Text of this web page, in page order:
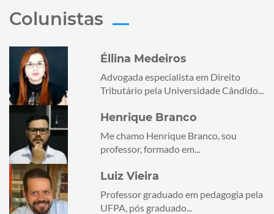
Colunistas
Éllina Medeiros
Advogada especialista em Direito
Tributário pela Universidade Cândido...
Henrique Branco
Me chamo Henrique Branco, sou
professor, formado em...
Luiz Vieira
Professor graduado em pedagogia pela
UFPA, pós graduado...